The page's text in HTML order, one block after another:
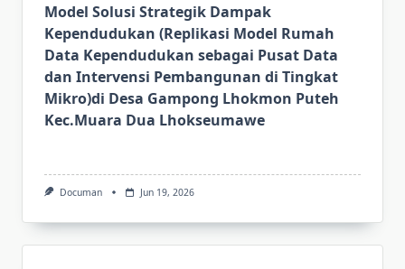
Model Solusi Strategik Dampak
Kependudukan (Replikasi Model Rumah
Data Kependudukan sebagai Pusat Data
dan Intervensi Pembangunan di Tingkat
Mikro)di Desa Gampong Lhokmon Puteh
Kec.Muara Dua Lhokseumawe
Documan Jun 19, 2026